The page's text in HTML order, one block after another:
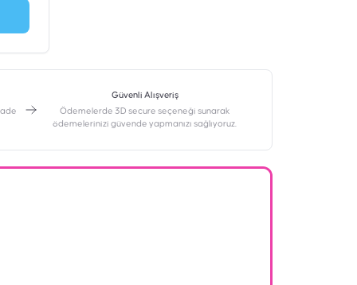
Güvenli Alışveriş
Ödemelerde 3D secure seçeneği sunarak
ödemelerinizi güvende yapmanızı sağlıyoruz.